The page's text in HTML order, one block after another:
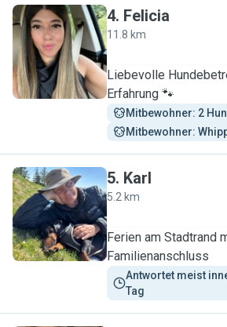
F
4. Felicia
11.8 km
Liebevolle
Erfahrung 🐾
Mitbewohner: 2
Mitbewohner:
K
5. Karl
5.2 km
Ferien am Stadtrand
Familienanschluss
Antwortet meist
Tag